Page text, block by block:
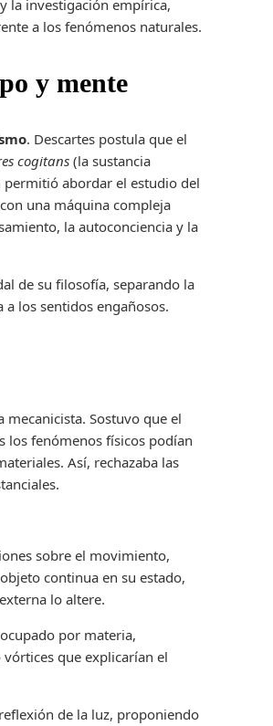
la investigación empírica,
a los fenómenos naturales.
y mente
. Descartes postula que el
cogitans (la sustancia
permitió abordar el estudio del
una máquina compleja
la autoconciencia y la
de su filosofía, separando la
los sentidos engañosos.
Sostuvo que el
los fenómenos físicos podían
Así, rechazaba las
sobre el movimiento,
continua en su estado,
lo altere.
por materia,
que explicarían el
de la luz, proponiendo